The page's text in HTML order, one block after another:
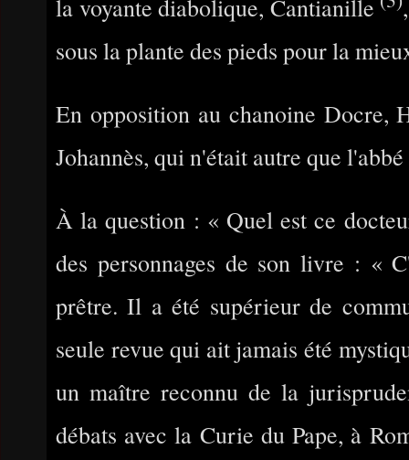
la voyante diabolique, Cantianille
sous la plante des pieds pour la
En opposition au chanoine Docre,
Johannès, qui n'était autre que
À la question : « Quel est ce
des personnages de son livre : «
prêtre. Il a été supérieur de
seule revue qui ait jamais été
un maître reconnu de la
débats avec la Curie du Pape, à